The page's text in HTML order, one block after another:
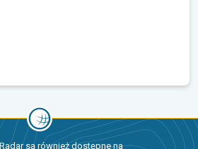
są również dostępne na